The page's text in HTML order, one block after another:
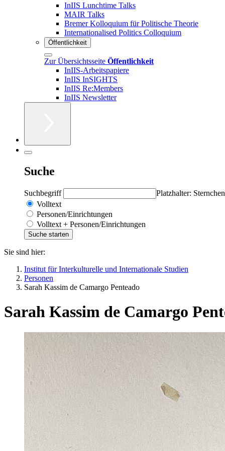
InIIS Lunchtime Talks
MAIR Talks
Bremer Kolloquium für Politische Theorie
Internationalised Politics Colloquium
Öffentlichkeit
Zur Übersichtsseite Öffentlichkeit
InIIS-Arbeitspapiere
InIIS InSIGHTS
InIIS Re:Members
InIIS Newsletter
Suche
Suchbegriff
Platzhalter:
Volltext
Personen/Einrichtungen
Volltext + Personen/Einrichtungen
Sie sind hier:
Institut für Interkulturelle und Internationale Studien
Personen
Sarah Kassim de Camargo Penteado
Sarah Kassim de Camargo